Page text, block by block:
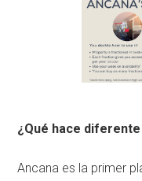
¿Qué hace diferente
Ancana es la primer